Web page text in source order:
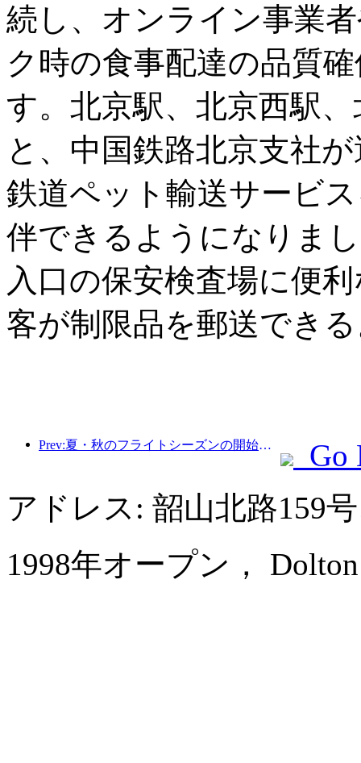
続し、オンライン事業
ク時の食事配達の品質
す。北京駅、北京西駅
と、中国鉄路北京支社
鉄道ペット輸送サービ
伴できるようになりま
入口の保安検査場に便
客が制限品を郵送でき
Prev:夏・秋のフライトシーズンの開始に伴い、海南島の3つの空港では新たに41の就航地が追加されました。
Go
アドレス: 韶山北路159
1998年オープン，